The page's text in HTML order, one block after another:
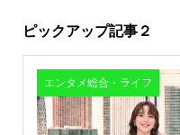
ピックアップ記事２
エンタメ総合・ライフ